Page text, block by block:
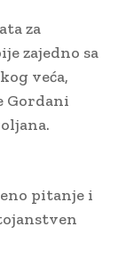
za
zajedno sa
veća,
Gordani
pitanje i